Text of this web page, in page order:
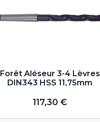
Forêt Aléseur 3-4 Lèvres
DIN343 HSS 11,75mm
117,30 €